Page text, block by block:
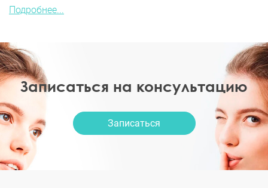
Подробнее...
Записаться на консультацию
Записаться